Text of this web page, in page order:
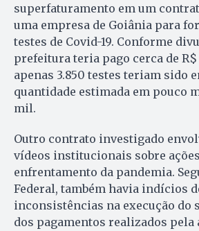
superfaturamento em um
uma empresa de Goiânia para
testes de Covid-19. Conforme
prefeitura teria pago cerca de R$
apenas 3.850 testes teriam sido
quantidade estimada em pouco
mil.
Outro contrato investigado
vídeos institucionais sobre
enfrentamento da pandemia.
Federal, também havia indícios
inconsistências na execução do
dos pagamentos realizados